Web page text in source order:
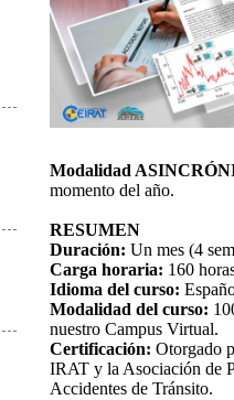
Modalidad
momento del año.
RESUMEN
Duración: Un mes (4
Carga horaria: 160
Idioma del curso:
Modalidad del curso:
nuestro Campus Virtual.
Certificación: Otorgado
IRAT y la Asociación de
Accidentes de Tránsito.